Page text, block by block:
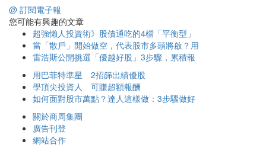
@ 訂閱電子報
您可能有興趣的文章
超強懶人投資術》股債通吃的4檔「平衡型」
當「散戶」開始做空，代表股市多頭將啟？用
雷浩斯公開挑選「優越好股」3步驟，累積報
用巴菲特準星 2招篩出績優股
學頂尖投資人 可賺超額報酬
如何面對股市萬點？達人這樣做：3步驟做好
關於商周集團
廣告刊登
網站合作